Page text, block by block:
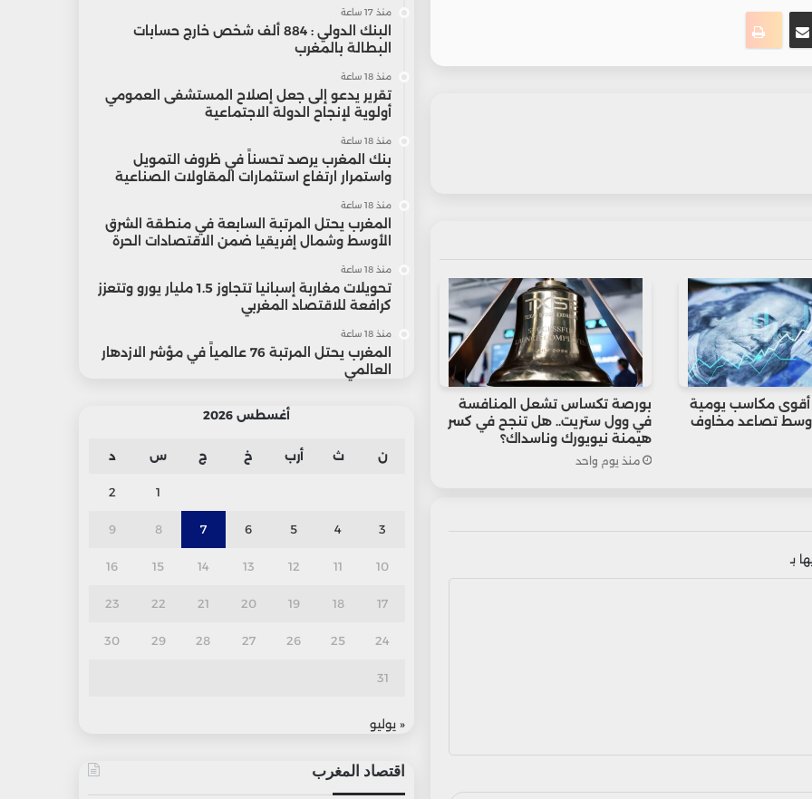
مشاركة عبر البريدطباعة
أقوى مكاسب يومية
وسط تصاعد مخاوف
بورصة تكساس تشعل المنافسة
في وول ستريت.. هل تنجح في كسر
هيمنة نيويورك وناسداك؟
منذ يوم واحد
بـ
منذ 17 ساعة
البنك الدولي : 884 ألف شخص خارج حسابات
البطالة بالمغرب
منذ 18 ساعة
تقرير يدعو إلى جعل إصلاح المستشفى العمومي
أولوية لإنجاح الدولة الاجتماعية
منذ 18 ساعة
بنك المغرب يرصد تحسناً في ظروف التمويل
واستمرار ارتفاع استثمارات المقاولات الصناعية
منذ 18 ساعة
المغرب يحتل المرتبة السابعة في منطقة الشرق
الأوسط وشمال إفريقيا ضمن الاقتصادات الحرة
منذ 18 ساعة
تحويلات مغاربة إسبانيا تتجاوز 1.5 مليار يورو وتتعزز
كرافعة للاقتصاد المغربي
منذ 18 ساعة
المغرب يحتل المرتبة 76 عالمياً في مؤشر الازدهار
العالمي
أغسطس 2026
ن ث أرب خ ج س د
1
2
3
4
5
6
7
8
9
10
11
12
13
14
15
16
17
18
19
20
21
22
23
24
25
26
27
28
29
30
31
« يوليو
اقتصاد المغرب